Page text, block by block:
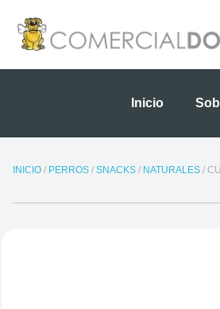
contenido
Inicio
INICIO / PERROS / SNACKS / NATURALES /